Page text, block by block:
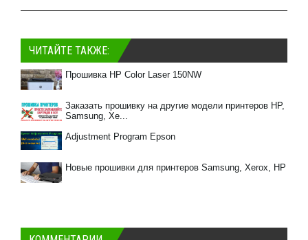
ЧИТАЙТЕ ТАКЖЕ:
Прошивка HP Color Laser 150NW
Заказать прошивку на другие модели принтеров HP,
Samsung, Xe...
Adjustment Program Epson
Новые прошивки для принтеров Samsung, Xerox, HP